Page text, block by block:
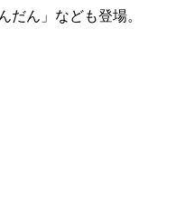
ん」なども登場。